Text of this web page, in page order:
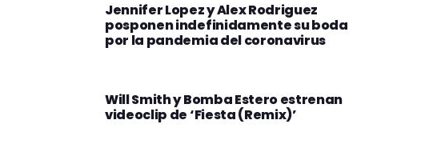
Jennifer Lopez y Alex Rodriguez
posponen indefinidamente su boda
por la pandemia del coronavirus
Will Smith y Bomba Estero estrenan
videoclip de ‘Fiesta (Remix)’